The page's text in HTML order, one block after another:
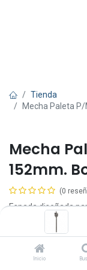
Inicio
Tienda
Mecha Paleta
Mecha
152mm.
(0
Espada diseñada
Nueva geometría
Punta roscada con
fácil y una
parte del operario.
Adecuado para